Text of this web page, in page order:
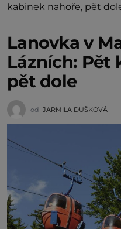
kabinek nahoře, pět
Lanovka v
Lázních: Pět
pět dole
od JARMILA DUŠKOVÁ